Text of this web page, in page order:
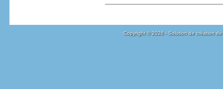
Copyright © 2026 - Solution de création